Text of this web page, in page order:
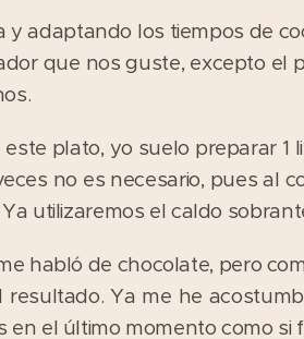
y adaptando los tiempos de
que nos guste, excepto el
plato, yo suelo preparar
no es necesario, pues al
utilizaremos el caldo
habló de chocolate, pero
Ya me he
en el último momento como si